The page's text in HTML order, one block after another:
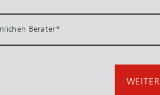
Berater*
WEITER